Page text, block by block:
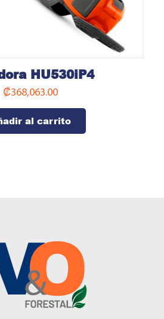
HU530iP4
₡368,063.00
al carrito